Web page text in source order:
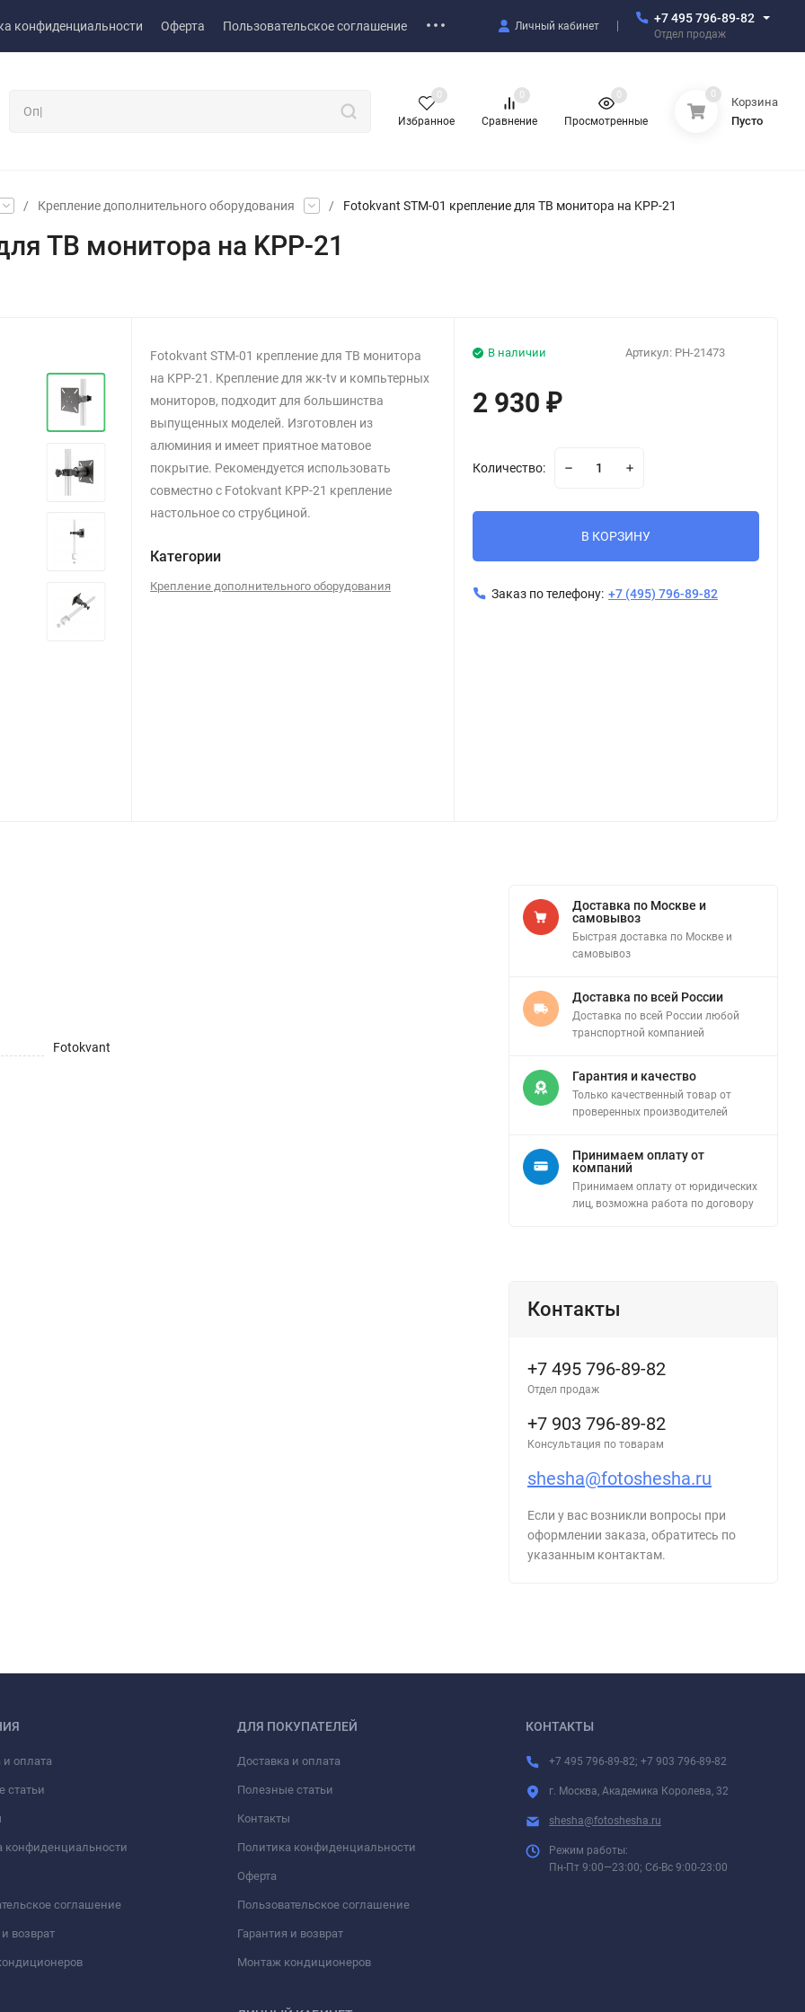
конфиденциальности Оферта Пользовательское соглашение Личный кабинет
+7 495 796-89-82
Отдел продаж
Избранное
0
Сравнение
0
Просмотренные
0 0
Корзина
Пусто
/ Крепление дополнительного оборудования / Fotokvant STM-01 крепление для ТВ монитора на KPP-21
ТВ монитора на KPP-21
Fotokvant STM-01 крепление для ТВ монитора
на KPP-21. Крепление для жк-tv и компьтерных
мониторов, подходит для большинства
выпущенных моделей. Изготовлен из
алюминия и имеет приятное матовое
покрытие. Рекомендуется использовать
совместно с Fotokvant KPP-21 крепление
настольное со струбциной.
Категории
Крепление дополнительного оборудования
Артикул: PH-21473
В наличии
2 930₽
Количество:
В КОРЗИНУ
Заказ по телефону: +7 (495) 796-89-82
Fotokvant
Доставка по Москве и
самовывоз
Быстрая доставка по Москве и
самовывоз
Доставка по всей России
Доставка по всей России любой
транспортной компанией
Гарантия и качество
Только качественный товар от
проверенных производителей
Принимаем оплату от
компаний
Принимаем оплату от юридических
лиц, возможна работа по договору
Контакты
+7 495 796-89-82
Отдел продаж
+7 903 796-89-82
Консультация по товарам
shesha@fotoshesha.ru
Если у вас возникли вопросы при
оформлении заказа, обратитесь по
указанным контактам.
и оплата
статьи
конфиденциальности
соглашение
возврат
ДЛЯ ПОКУПАТЕЛЕЙ
Доставка и оплата
Полезные статьи
Контакты
Политика конфиденциальности
Оферта
Пользовательское соглашение
Гарантия и возврат
Монтаж кондиционеров
КОНТАКТЫ
+7 495 796-89-82; +7 903 796-89-82
г. Москва, Академика Королева, 32
shesha@fotoshesha.ru
Режим работы:
Пн-Пт 9:00—23:00; Сб-Вс 9:00-23:00